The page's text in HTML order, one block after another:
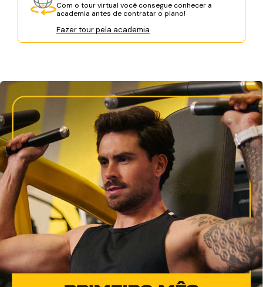
Com o tour virtual você consegue conhecer a
academia antes de contratar o plano!
Fazer tour pela academia